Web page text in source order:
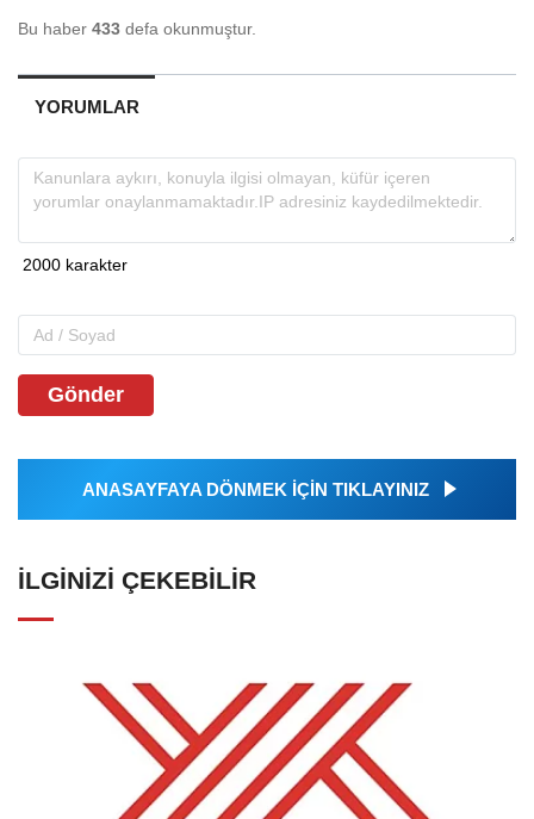
Bu haber 433 defa okunmuştur.
YORUMLAR
Gönder
ANASAYFAYA DÖNMEK İÇİN TIKLAYINIZ
İLGINIZI ÇEKEBILIR